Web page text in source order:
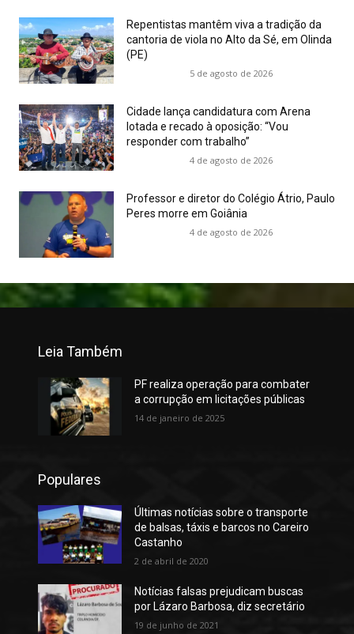
Repentistas mantêm viva a tradição da
cantoria de viola no Alto da Sé, em Olinda
(PE)
5 de agosto de 2026
Cidade lança candidatura com Arena
lotada e recado à oposição: “Vou
responder com trabalho”
4 de agosto de 2026
Professor e diretor do Colégio Átrio, Paulo
Peres morre em Goiânia
4 de agosto de 2026
Leia Também
PF realiza operação para combater
a corrupção em licitações públicas
14 de janeiro de 2025
Populares
Últimas notícias sobre o transporte
de balsas, táxis e barcos no Careiro
Castanho
2 de abril de 2020
Notícias falsas prejudicam buscas
por Lázaro Barbosa, diz secretário
19 de junho de 2021